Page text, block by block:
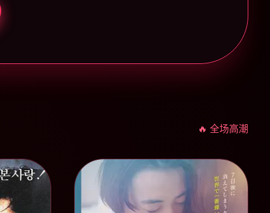
🔥 全场高潮